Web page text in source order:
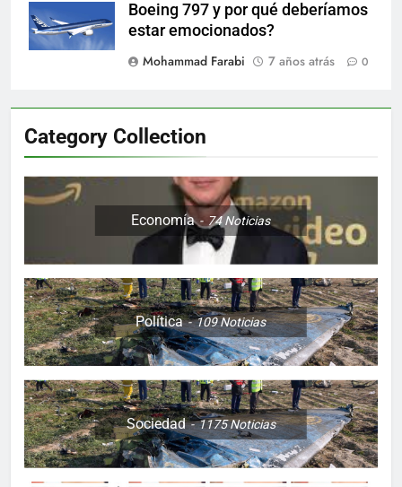
Boeing 797 y por qué deberíamos
estar emocionados?
Mohammad Farabi
7 años atrás 0
Category Collection
Economía 74Noticias
Política 109Noticias
Sociedad 1175Noticias